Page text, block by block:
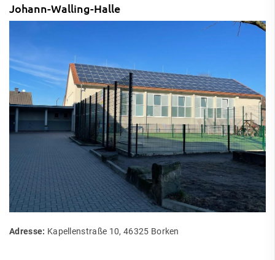
Johann-Walling-Halle
Adresse: Kapellenstraße 10, 46325 Borken